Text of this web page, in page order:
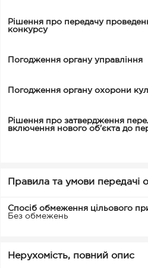
Рішення про передачу
конкурсу
Погодження органу управління
Погодження органу охорони
Рішення про затвердження
включення нового об'єкта до
Правила та умови передачі
Спосіб обмеження цільового
Без обмежень
Нерухомість, повний опис